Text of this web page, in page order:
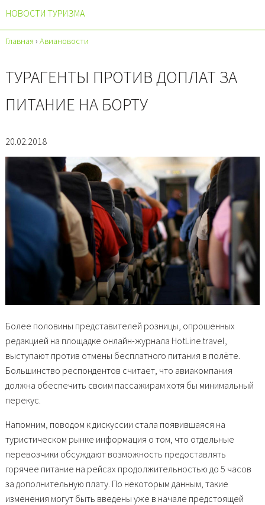
НОВОСТИ ТУРИЗМА
Главная › Авиановости
ТУРАГЕНТЫ ПРОТИВ ДОПЛАТ ЗА
ПИТАНИЕ НА БОРТУ
20.02.2018
Более половины представителей розницы, опрошенных
редакцией на площадке онлайн-журнала HotLine.travel,
выступают против отмены бесплатного питания в полёте.
Большинство респондентов считает, что авиакомпания
должна обеспечить своим пассажирам хотя бы минимальный
перекус.
Напомним, поводом к дискуссии стала появившаяся на
туристическом рынке информация о том, что отдельные
перевозчики обсуждают возможность предоставлять
горячее питание на рейсах продолжительностью до 5 часов
за дополнительную плату. По некоторым данным, такие
изменения могут быть введены уже в начале предстоящей